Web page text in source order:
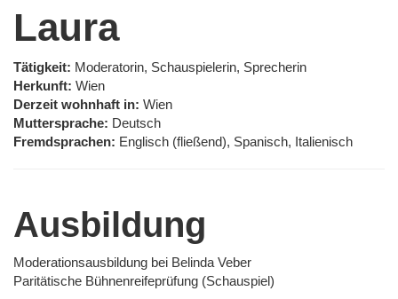
Laura
Tätigkeit: Moderatorin, Schauspielerin, Sprecherin
Herkunft: Wien
Derzeit wohnhaft in: Wien
Muttersprache: Deutsch
Fremdsprachen: Englisch (fließend), Spanisch, Italienisch
Ausbildung
Moderationsausbildung bei Belinda Veber
Paritätische Bühnenreifeprüfung (Schauspiel)